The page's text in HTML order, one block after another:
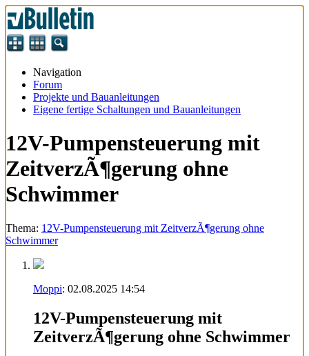
Navigation
Forum
Projekte und Bauanleitungen
Eigene fertige Schaltungen und Bauanleitungen
12V-Pumpensteuerung mit
ZeitverzÃ¶gerung ohne
Schwimmer
Thema: 12V-Pumpensteuerung mit ZeitverzÃ¶gerung ohne
Schwimmer
Moppi: 02.08.2025 14:54
12V-Pumpensteuerung mit
ZeitverzÃ¶gerung ohne Schwimmer